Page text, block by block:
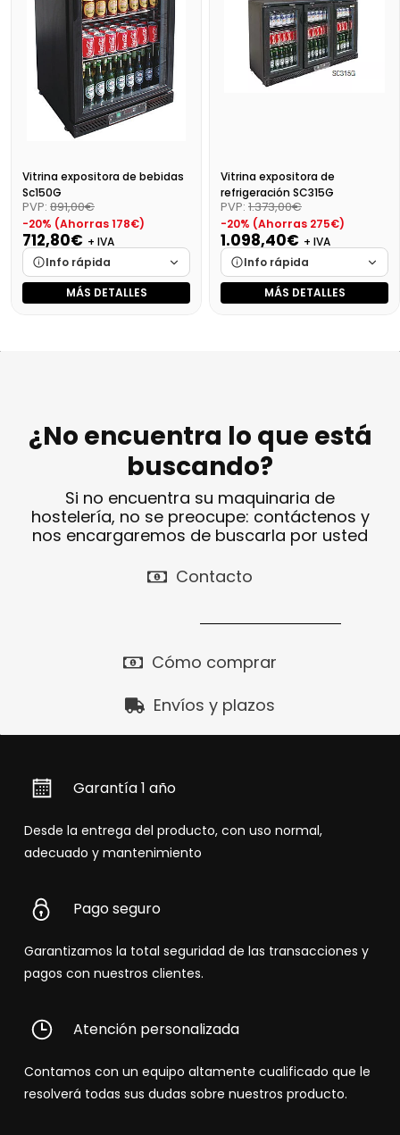
Precio final (+21%) 1136,43 €
Precio final (+21%)1096,74 €
Vitrina expositora de bebidas
Sc150G
PVP: 891,00€
-20% (Ahorras 178€)
712,80€ + IVA
Info rápida
Marca
Cargando…
MÁS DETALLES
Vitrina expositora de
refrigeración SC315G
PVP: 1.373,00€
-20% (Ahorras 275€)
1.098,40€ + IVA
Info rápida
Marca
Cargando…
MÁS DETALLES
¿No encuentra lo que está
buscando?
Si no encuentra su maquinaria de
hostelería, no se preocupe: contáctenos y
nos encargaremos de buscarla por usted
Contacto
Cómo comprar
Envíos y plazos
Garantía 1 año
Desde la entrega del producto, con uso normal,
adecuado y mantenimiento
Pago seguro
Garantizamos la total seguridad de las transacciones y
pagos con nuestros clientes.
Atención personalizada
Contamos con un equipo altamente cualificado que le
resolverá todas sus dudas sobre nuestros producto.